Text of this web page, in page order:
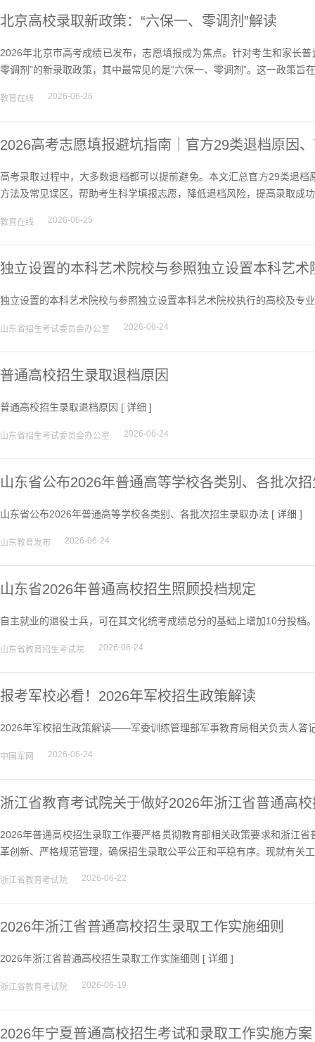
北京高校录取新政策：“六保一、零调剂”解读
2026年北京市高考成绩已发布，志愿填报成为焦点。针对考生和家长
零调剂”的新录取政策，其中最常见的是“六保一、零调剂”。这一政策
教育在线 2026-06-26
2026高考志愿填报避坑指南｜官方29类退档原因
高考录取过程中，大多数退档都可以提前避免。本文汇总官方29类退
方法及常见误区，帮助考生科学填报志愿，降低退档风险，提高录取成
教育在线 2026-06-25
独立设置的本科艺术院校与参照独立设置本科艺
独立设置的本科艺术院校与参照独立设置本科艺术院校执行的高校及专
山东省招生考试委员会办公室 2026-06-24
普通高校招生录取退档原因
普通高校招生录取退档原因 [ 详细 ]
山东省招生考试委员会办公室 2026-06-24
山东省公布2026年普通高等学校各类别、各批次
山东省公布2026年普通高等学校各类别、各批次招生录取办法 [ 详细 ]
山东教育发布 2026-06-24
山东省2026年普通高校招生照顾投档规定
自主就业的退役士兵，可在其文化统考成绩总分的基础上增加10分投档
山东省教育招生考试院 2026-06-24
报考军校必看！2026年军校招生政策解读
2026年军校招生政策解读——军委训练管理部军事教育局相关负责人答
中国军网 2026-06-24
浙江省教育考试院关于做好2026年浙江省普通高
2026年普通高校招生录取工作要严格贯彻教育部相关政策要求和浙江
革创新、严格规范管理，确保招生录取公平公正和平稳有序。现就有关
浙江省教育考试院 2026-06-22
2026年浙江省普通高校招生录取工作实施细则
2026年浙江省普通高校招生录取工作实施细则 [ 详细 ]
浙江省教育考试院 2026-06-19
2026年宁夏普通高校招生考试和录取工作实施方案